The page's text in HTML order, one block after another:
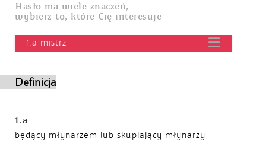
Jak korzystać
Hasło ma wiele znaczeń,
wybierz to, które Cię interesuje
1.a mistrz
Definicja
1.a
będący młynarzem lub skupiający młynarzy